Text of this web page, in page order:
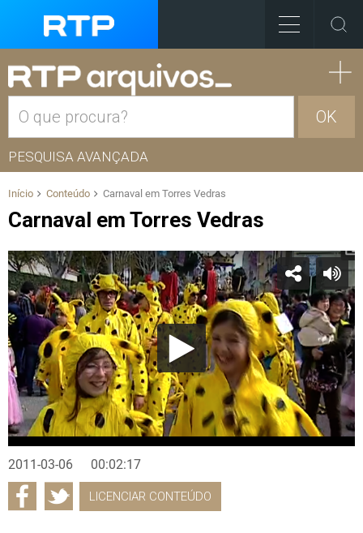
OK
PESQUISA AVANÇADA
Início Conteúdo Carnaval em Torres Vedras
Carnaval em Torres Vedras
2011-03-06 00:02:17
LICENCIAR CONTEÚDO